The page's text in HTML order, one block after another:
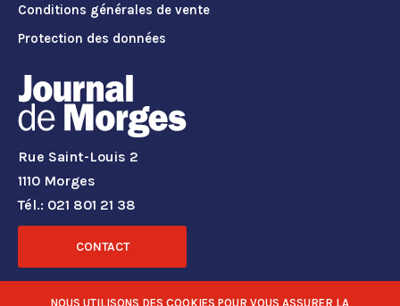
Conditions générales de vente
Protection des données
Rue Saint-Louis 2
1110 Morges
Tél.: 021 801 21 38
CONTACT
RÉSEAUX SOCIAUX
NOUS UTILISONS DES COOKIES POUR VOUS ASSURER LA